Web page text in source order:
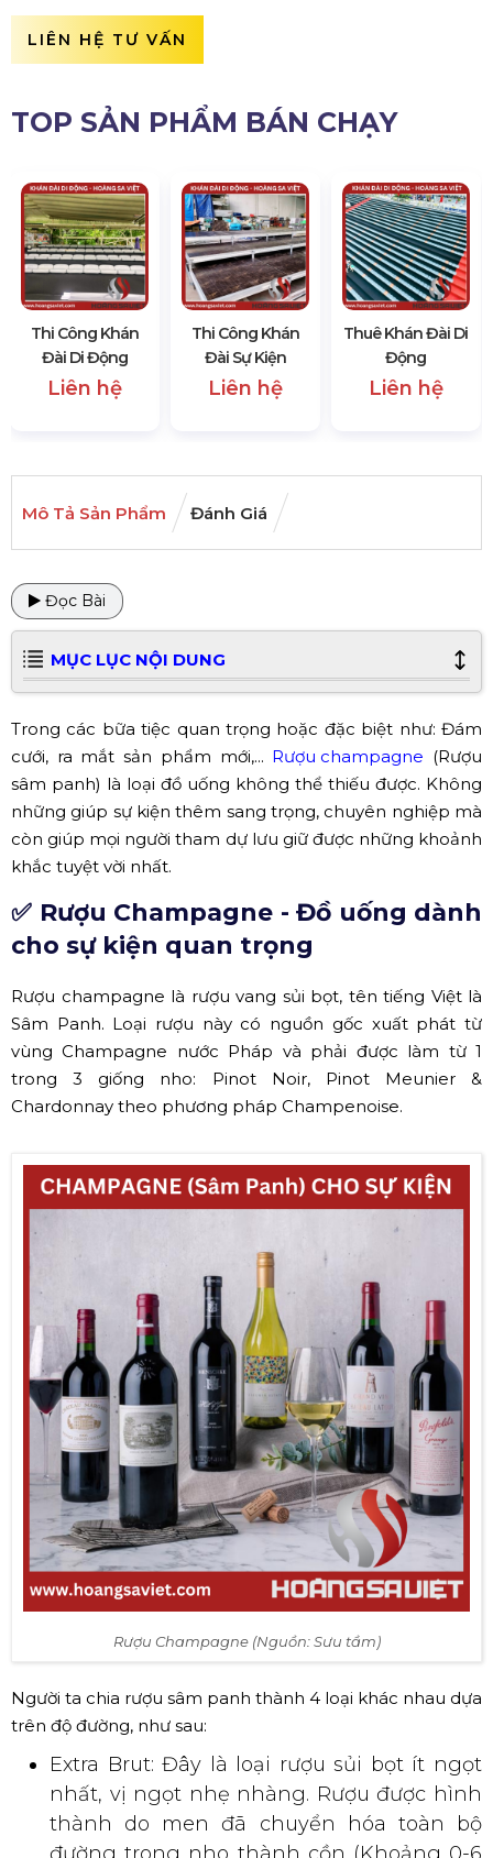
LIÊN HỆ TƯ VẤN
TOP SẢN PHẨM BÁN CHẠY
Thi Công Khán
Đài Di Động
Liên hệ
Thi Công Khán
Đài Sự Kiện
Liên hệ
Thuê Khán Đài Di
Động
Liên hệ
Mô Tả Sản Phẩm Đánh Giá
Đọc Bài
MỤC LỤC NỘI DUNG
Trong các bữa tiệc quan trọng hoặc đặc biệt như: Đám
cưới, ra mắt sản phẩm mới,... Rượu champagne (Rượu
sâm panh) là loại đồ uống không thể thiếu được. Không
những giúp sự kiện thêm sang trọng, chuyên nghiệp mà
còn giúp mọi người tham dự lưu giữ được những khoảnh
khắc tuyệt vời nhất.
✅ Rượu Champagne - Đồ uống dành
cho sự kiện quan trọng
Rượu champagne là rượu vang sủi bọt, tên tiếng Việt là
Sâm Panh. Loại rượu này có nguồn gốc xuất phát từ
vùng Champagne nước Pháp và phải được làm từ 1
trong 3 giống nho: Pinot Noir, Pinot Meunier &
Chardonnay theo phương pháp Champenoise.
Rượu Champagne (Nguồn: Sưu tầm)
Người ta chia rượu sâm panh thành 4 loại khác nhau dựa
trên độ đường, như sau:
Extra Brut: Đây là loại rượu sủi bọt ít ngọt
nhất, vị ngọt nhẹ nhàng. Rượu được hình
thành do men đã chuyển hóa toàn bộ
đường trong nho thành cồn (Khoảng 0-6